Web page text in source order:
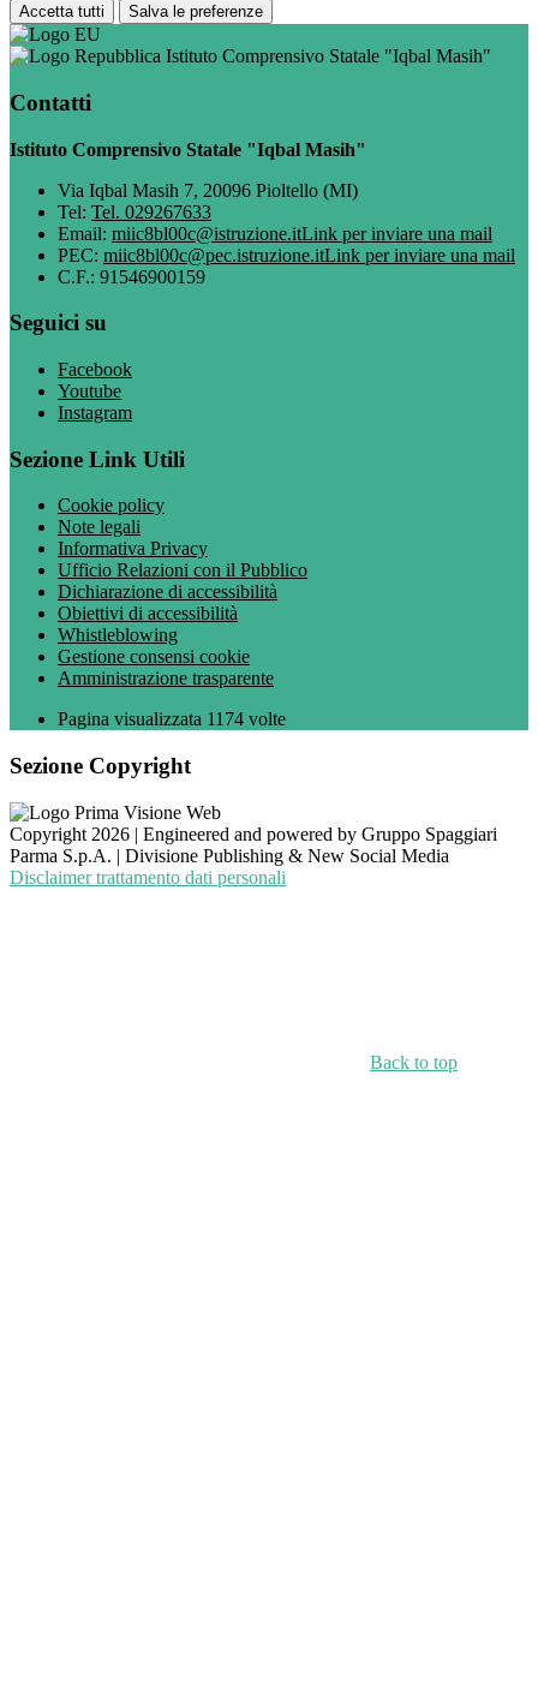
Accetta tutti Salva le preferenze
Istituto Comprensivo Statale "Iqbal Masih"
Contatti
Istituto Comprensivo Statale "Iqbal Masih"
Via Iqbal Masih 7, 20096 Pioltello (MI)
Tel: Tel. 029267633
Email: miic8bl00c@istruzione.itLink per inviare una mail
PEC: miic8bl00c@pec.istruzione.itLink per inviare una mail
C.F.: 91546900159
Seguici su
Facebook
Youtube
Instagram
Sezione Link Utili
Cookie policy
Note legali
Informativa Privacy
Ufficio Relazioni con il Pubblico
Dichiarazione di accessibilità
Obiettivi di accessibilità
Whistleblowing
Gestione consensi cookie
Amministrazione trasparente
Pagina visualizzata 1174 volte
Sezione Copyright
Copyright 2026 | Engineered and powered by Gruppo Spaggiari
Parma S.p.A. | Divisione Publishing & New Social Media
Disclaimer trattamento dati personali
Back to top